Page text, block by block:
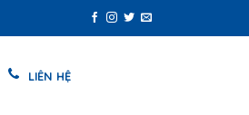
LIÊN HỆ